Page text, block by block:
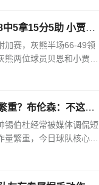
5拿15分5助 小贾伦-
3助
加赛，灰熊半场66-49领
熊两位球员贝恩和小贾
，贝恩18分钟8投5中，
重？布伦森：不这么
锡伯杜经常被媒体调侃短
繁重，今日球队核心布
不同的看法。“我看到